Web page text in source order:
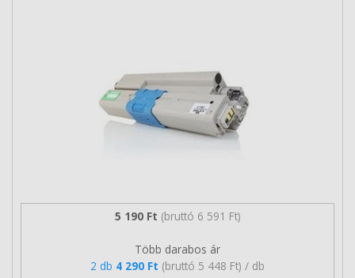
5 190 Ft (bruttó 6 591 Ft)
Több darabos ár
2 db 4 290 Ft (bruttó 5 448 Ft) / db